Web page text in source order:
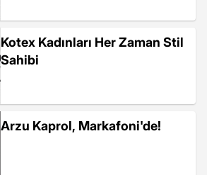
Kotex Kadınları Her Zaman Stil
Sahibi
Arzu Kaprol, Markafoni'de!